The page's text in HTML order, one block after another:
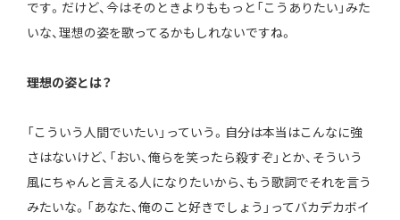
です。だけど、今はそのときよりももっと「こうありたい」みた
いな、理想の姿を歌ってるかもしれないですね。
――理想の姿とは？
「こういう人間でいたい」っていう。自分は本当はこんなに強
さはないけど、「おい、俺らを笑ったら殺すぞ」とか、そういう
風にちゃんと言える人になりたいから、もう歌詞でそれを言う
みたいな。「あなた、俺のこと好きでしょう」ってバカデカボイ